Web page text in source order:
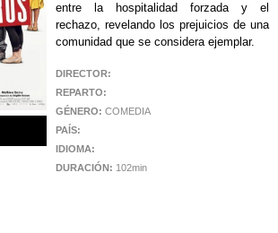
entre la hospitalidad forzada y el
rechazo, revelando los prejuicios de una
comunidad que se considera ejemplar.
DIRECTOR:
REPARTO:
GÉNERO: COMEDIA
PAÍS:
IDIOMA:
DURACIÓN: 102min